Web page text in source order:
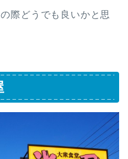
際どうでも良いかと思